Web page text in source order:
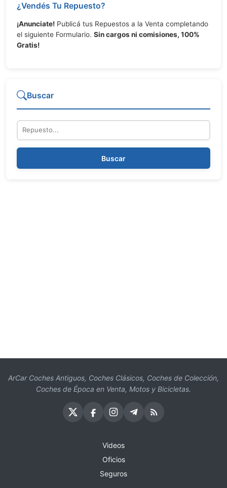
¿Vendés Tu Repuesto?
¡Anunciate! Publicá tus Repuestos a la Venta completando
el siguiente Formulario. Sin cargos ni comisiones, 100%
Gratis!
Buscar
Repuesto
Buscar
ArCar Coches Antiguos, Coches Clásicos, Coches de Colección,
Coches de Época en Venta, Motos y Bicicletas.
Videos
Oficios
Seguros